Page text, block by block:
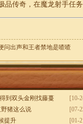
品传奇 ，在魔龙射手任
问出声和王者禁地是喳喳
[10-
到双头金刚找藤蔓
[07-
猪这么说
[01-
提升